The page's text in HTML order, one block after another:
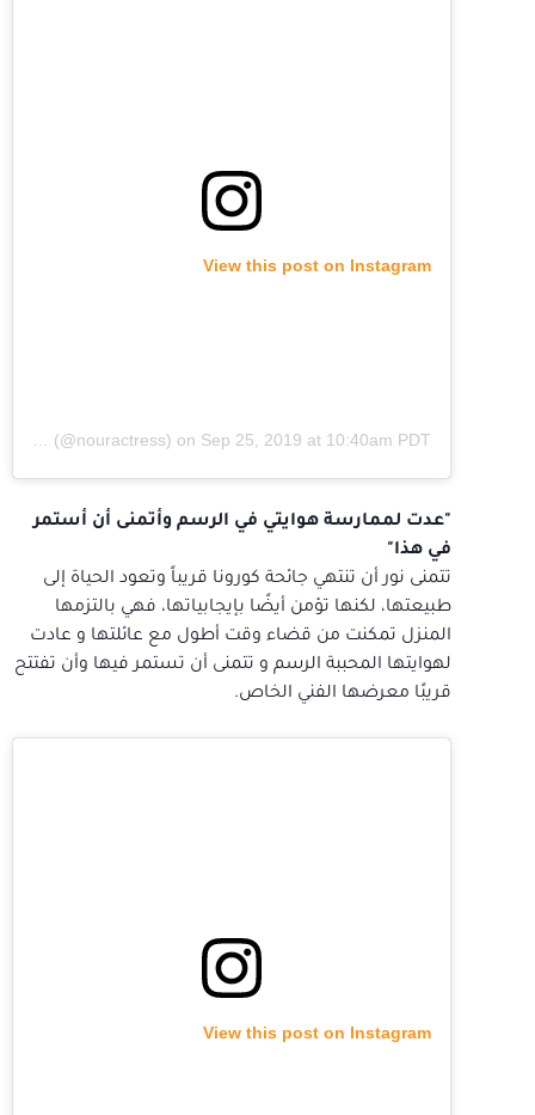
View this post on Instagram
A post shared by Nour (@nouractress) on Sep 25, 2019 at 10:40am PDT
"عدت لممارسة هوايتي في الرسم وأتمنى أن أستمر
في هذا"
تتمنى نور أن تنتهي جائحة كورونا قريباً وتعود الحياة إلى
طبيعتها، لكنها تؤمن أيضًا بإيجابياتها، فهي بالتزمها
المنزل تمكنت من قضاء وقت أطول مع عائلتها و عادت
لهوايتها المحببة الرسم و تتمنى أن تستمر فيها وأن تفتتح
قريبًا معرضها الفني الخاص.
View this post on Instagram